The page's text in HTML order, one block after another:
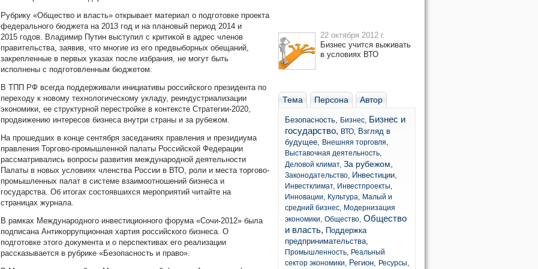
Рубрику «Общество и власть» открывает материал о подготовке проекта
федерального бюджета на 2013 год и на плановый период 2014 и
2015 годов. Владимир Путин выступил с критикой в адрес членов
правительства, заявив, что многие из его предвыборных обещаний,
закрепленные в первых указах после избрания, не могут быть
исполнены с подготовленным бюджетом.
В ТПП РФ всегда поддерживали инициативы российского президента по
переходу к новому технологическому укладу, реиндустриализации
экономики, ее структурной перестройке в контексте Стратегии-2020,
продвижению интересов бизнеса внутри страны и за рубежом.
На прошедших в конце сентября заседаниях правления и президиума
правления Торгово-промышленной палаты Российской Федерации
рассматривались вопросы развития международной деятельности
Палаты в новых условиях членства России в ВТО, роли и места торгово-
промышленных палат в системе взаимоотношений бизнеса и
государства. Об итогах состоявшихся мероприятий читайте на
страницах журнала.
В рамках Международного инвестиционного форума «Сочи-2012» была
подписана Антикоррупционная хартия российского бизнеса. О
подготовке этого документа и о перспективах его реализации
рассказывается в рубрике «Безопасность и право».
22 октября 2012 г.
Бизнес учится выживать
в условиях ВТО
Тема Персона Автор
Безопасность, Бизнес, Бизнес и
государство, ВТО, Взгляд в
будущее, Внешняя торговля,
Выставочная деятельность,
Деловой климат, За рубежом,
Законодательство, Инвестиции,
Инвестклимат, Инвестпроекты,
Инновации, Культура, Малый и
средний бизнес, Модернизация
экономики, Общество, Общество
и власть, Поддержка
предпринимательства,
Промышленность, Реальный
сектор экономики, Регион, Ресурсы,